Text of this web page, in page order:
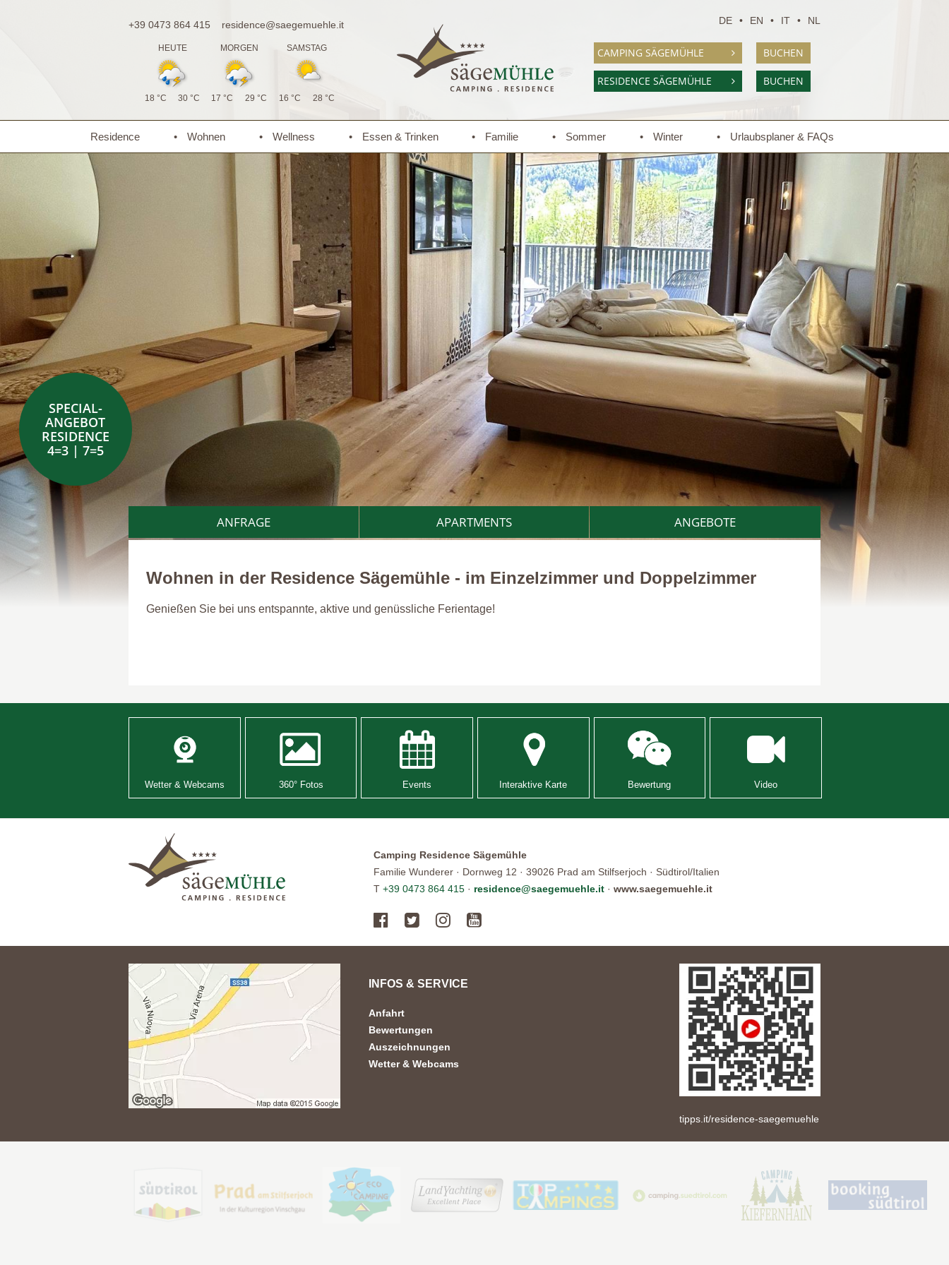
+39 0473 864 415 residence@saegemuehle.it
HEUTE MORGEN SAMSTAG
18 °C 30 °C 17 °C 29 °C 16 °C 28 °C
DE EN IT NL
CAMPING SÄGEMÜHLE BUCHEN
RESIDENCE SÄGEMÜHLE BUCHEN
Residence Wohnen Wellness Essen & Trinken Familie Sommer Winter Urlaubsplaner & FAQs
SPECIAL-
ANGEBOT
RESIDENCE
4=3 | 7=5
ANFRAGE APARTMENTS ANGEBOTE
Wohnen in der Residence Sägemühle - im Einzelzimmer und Doppelzimmer
Genießen Sie bei uns entspannte, aktive und genüssliche Ferientage!
Wetter & Webcams 360° Fotos Events Interaktive Karte Bewertung Video
Camping Residence Sägemühle
Familie Wunderer · Dornweg 12 · 39026 Prad am Stilfserjoch · Südtirol/Italien
T +39 0473 864 415 · residence@saegemuehle.it · www.saegemuehle.it
INFOS & SERVICE
Anfahrt
Bewertungen
Auszeichnungen
Wetter & Webcams
tipps.it/residence-saegemuehle